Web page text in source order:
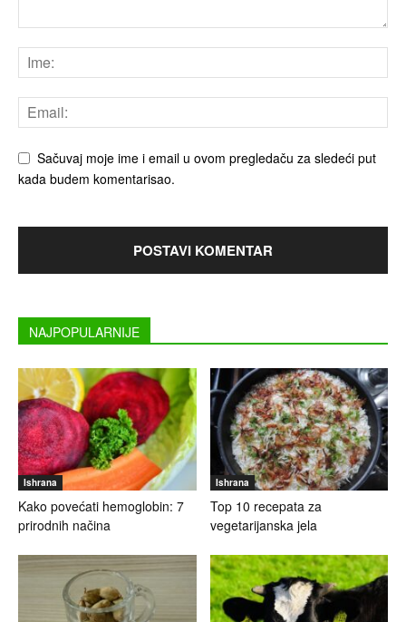
Sačuvaj moje ime i email u ovom pregledaču za sledeći put
kada budem komentarisao.
NAJPOPULARNIJE
Ishrana
Kako povećati hemoglobin: 7
prirodnih načina
Ishrana
Top 10 recepata za
vegetarijanska jela